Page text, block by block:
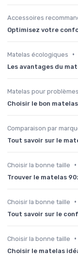
Accessoires
Optimisez votre
Matelas écologiques •
Les avantages du
Matelas pour
Choisir le bon
Comparaison par
Tout savoir sur le
Choisir la bonne taille •
Trouver le matelas
Choisir la bonne taille •
Tout savoir sur le
Choisir la bonne taille •
Choisir le matelas